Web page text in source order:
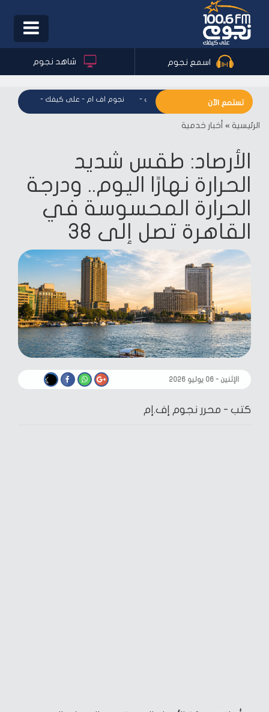
Toggle
اسمع نجوم شاهد نجوم
تستمع الآن - نجوم اف ام - على كيفك - نجوم اف ام - على كيفك نجوم
الرئيسية » أخبار خدمية
الأرصاد: طقس شديد
الحرارة نهارًا اليوم.. ودرجة
الحرارة المحسوسة في
القاهرة تصل إلى 38
الإثنين - ٠٦ يوليو ٢٠٢٦
كتب - محرر نجوم إف.إم